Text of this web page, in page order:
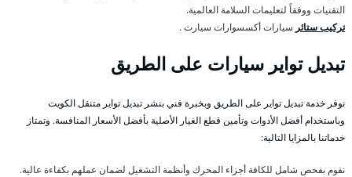
التقنيات ووفقاً لتعليمات السلامة العالمية.
تركيب ستائر سيارات أكسسوارات سيارت .
تبديل تواير سيارات على الطريق
نوفر خدمة تبديل تواير على الطريق وبخبرة فني بنشر تبديل تواير متنقل الكويت
وباستخدام أفضل الأدوات وتأمين قطع الغيار الأصلية بأفضل الأسعار المنافسة. وتمتاز
خدماتنا بالمزايا التالية:
نقوم بفحص شامل للكافة أجزاء المحرك وأنظمة التشغيل لضمان عملهم بكفاءة عالية.